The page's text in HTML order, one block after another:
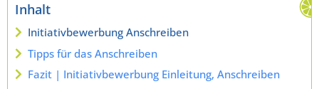
Inhalt
Initiativbewerbung Anschreiben
Tipps für das Anschreiben
Fazit | Initiativbewerbung Einleitung, Anschreiben